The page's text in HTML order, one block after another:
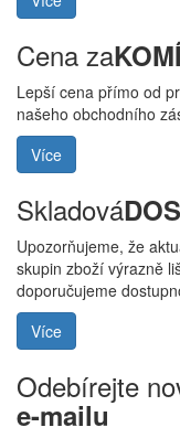
Cena za
Lepší cena přímo od
našeho obchodního
Více
Skladová
Upozorňujeme, že
skupin zboží výrazně
doporučujeme
Více
Odebírejte
e-mailu